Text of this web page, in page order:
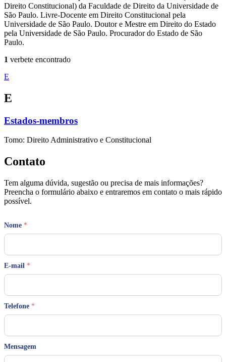
Direito Constitucional) da Faculdade de Direito da Universidade de
São Paulo. Livre-Docente em Direito Constitucional pela
Universidade de São Paulo. Doutor e Mestre em Direito do Estado
pela Universidade de São Paulo. Procurador do Estado de São
Paulo.
1 verbete encontrado
E
E
Estados-membros
Tomo: Direito Administrativo e Constitucional
Contato
Tem alguma dúvida, sugestão ou precisa de mais informações?
Preencha o formulário abaixo e entraremos em contato o mais rápido
possível.
Nome *
E
i
l
*
s
a
E-mail *
Telefone *
Mensagem